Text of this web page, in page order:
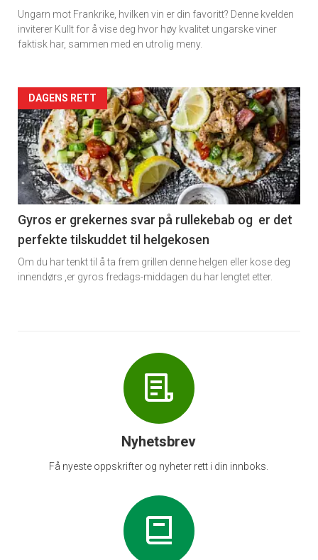
Ungarn mot Frankrike, hvilken vin er din favoritt? Denne kvelden
inviterer Kullt for å vise deg hvor høy kvalitet ungarske viner
faktisk har, sammen med en utrolig meny.
Forsiden
akkurat
nå
-
6
DAGENS RETT
Gyros er grekernes svar på rullekebab og er det
perfekte tilskuddet til helgekosen
Om du har tenkt til å ta frem grillen denne helgen eller kose deg
innendørs ,er gyros fredags-middagen du har lengtet etter.
Nyhetsbrev
Få nyeste oppskrifter og nyheter rett i din innboks.